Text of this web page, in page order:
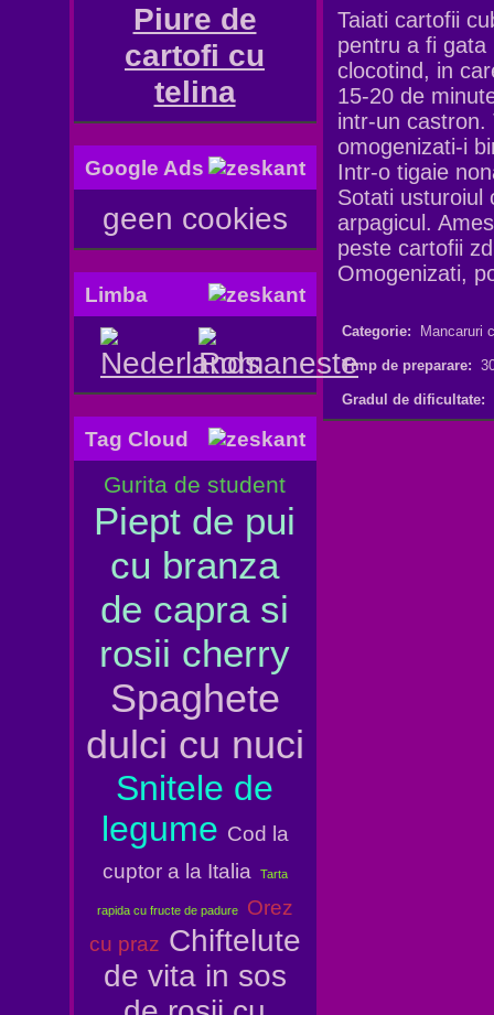
Piure de
cartofi cu
telina
Google Ads
geen cookies
Limba
Tag Cloud
Gurita de student
Piept de pui
cu branza
de capra si
rosii cherry
Spaghete
dulci cu nuci
Snitele de
legume Cod la
cuptor a la Italia
Tarta
rapida cu fructe de padure
Orez
cu praz Chiftelute
de vita in sos
Taiati cartofii
pentru a fi gata
clocotind, in
15-20 de
intr-un castron.
omogenizati-i
Intr-o tigaie
Sotati usturoiul
arpagicul.
peste cartofii
Omogenizati,
Categorie: Mancaruri
Timp de preparare:
Gradul de dificultate: